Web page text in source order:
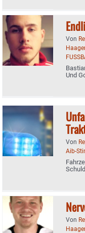
Von
Und
Von
Aib-
Von